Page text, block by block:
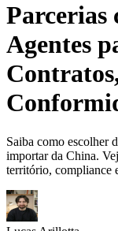
Parcerias
Agentes
Saiba como escolher
importar da China.
território, compliance